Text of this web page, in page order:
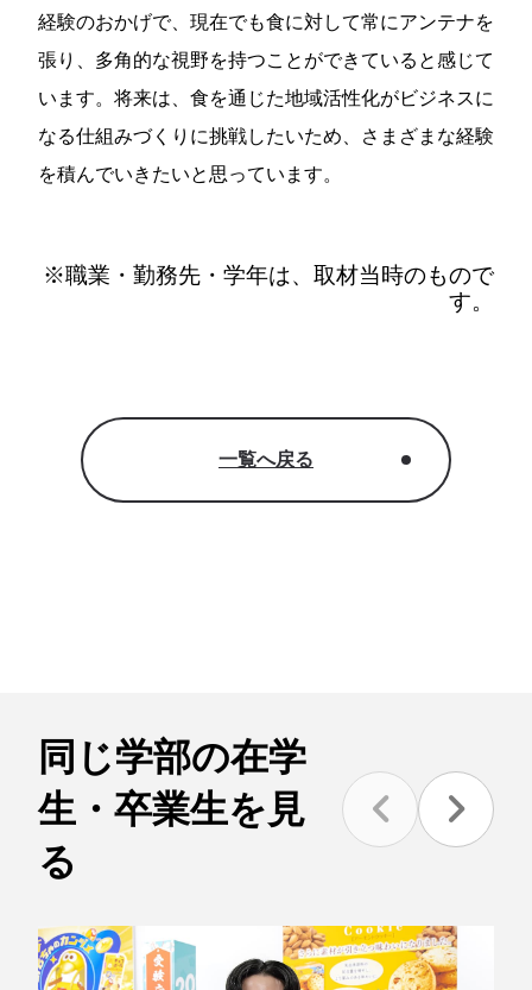
経験のおかげで、現在でも食に対して常にアンテナを
張り、多角的な視野を持つことができていると感じて
います。将来は、食を通じた地域活性化がビジネスに
なる仕組みづくりに挑戦したいため、さまざまな経験
を積んでいきたいと思っています。
※職業・勤務先・学年は、取材当時のもので
す。
一覧へ戻る
同じ学部の在学
生・卒業生を見
る